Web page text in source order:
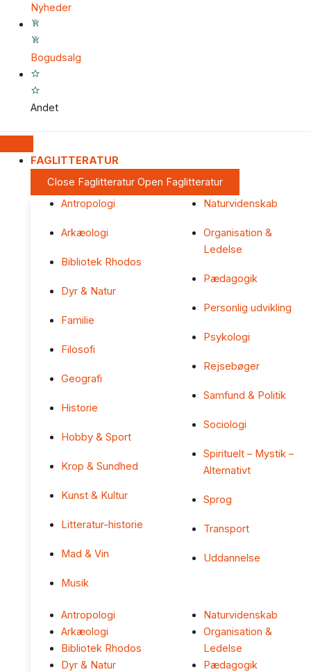
Nyheder
Bogudsalg
Andet
FAGLITTERATUR
Close Faglitteratur Open Faglitteratur
Antropologi
Arkæologi
Bibliotek Rhodos
Dyr & Natur
Familie
Filosofi
Geografi
Historie
Hobby & Sport
Krop & Sundhed
Kunst & Kultur
Litteratur-historie
Mad & Vin
Musik
Naturvidenskab
Organisation &
Ledelse
Pædagogik
Personlig udvikling
Psykologi
Rejsebøger
Samfund & Politik
Sociologi
Spirituelt – Mystik –
Alternativt
Sprog
Transport
Uddannelse
Antropologi
Arkæologi
Bibliotek Rhodos
Dyr & Natur
Naturvidenskab
Organisation &
Ledelse
Pædagogik